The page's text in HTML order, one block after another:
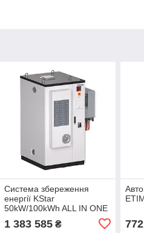
Система збереження
енергії KStar
50kW/100kWh ALL IN ONE
(KAC50DP2+BC100DE2A)
1 383 585₴ 772